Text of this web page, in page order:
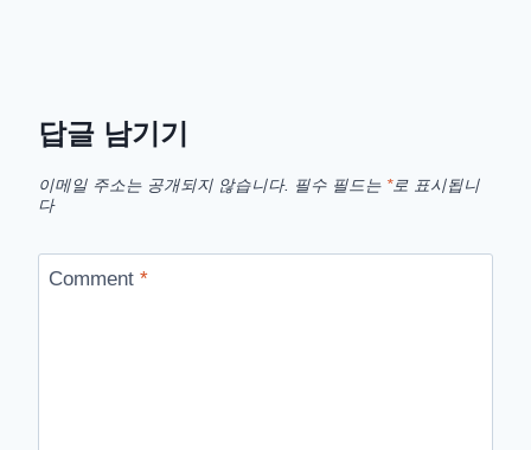
답글 남기기
이메일 주소는 공개되지 않습니다. 필수 필드는 *로 표시됩니
다
Comment *